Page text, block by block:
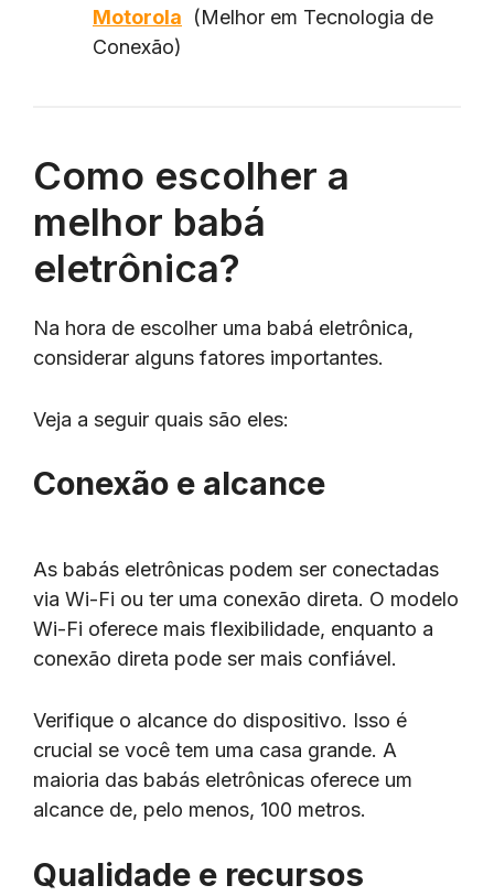
Motorola (Melhor em Tecnologia de
Conexão)
Como escolher a
melhor babá
eletrônica?
Na hora de escolher uma babá eletrônica,
considerar alguns fatores importantes.
Veja a seguir quais são eles:
Conexão e alcance
As babás eletrônicas podem ser conectadas
via Wi-Fi ou ter uma conexão direta. O modelo
Wi-Fi oferece mais flexibilidade, enquanto a
conexão direta pode ser mais confiável.
Verifique o alcance do dispositivo. Isso é
crucial se você tem uma casa grande. A
maioria das babás eletrônicas oferece um
alcance de, pelo menos, 100 metros.
Qualidade e recursos